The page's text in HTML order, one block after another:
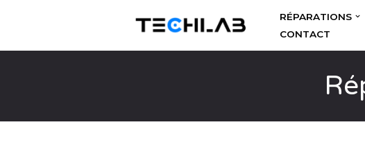
RÉPARATIONS
CONTACT